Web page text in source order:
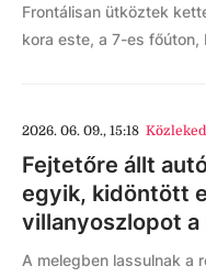
Frontálisan ütköztek
kora este, a 7-es főúton,
2026. 06. 09., 15:18
Fejtetőre állt
egyik, kidöntött
villanyoszlopot a
A melegben lassulnak a